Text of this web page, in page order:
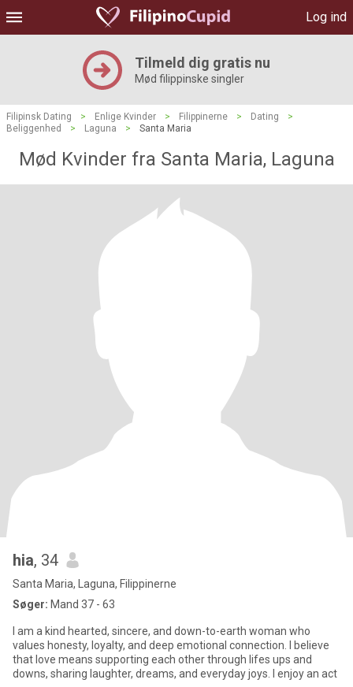
Log ind
Tilmeld dig gratis nu
Mød filippinske singler
Filipinsk Dating > Enlige Kvinder > Filippinerne > Dating
>
Beliggenhed
> Laguna > Santa Maria
Mød Kvinder fra Santa Maria, Laguna
hia, 34
Santa Maria, Laguna, Filippinerne
Søger: Mand 37 - 63
I am a kind hearted, sincere, and down-to-earth woman who
values honesty, loyalty, and deep emotional connection. I believe
that love means supporting each other through lifes ups and
downs, sharing laughter, dreams, and everyday joys. I enjoy an act